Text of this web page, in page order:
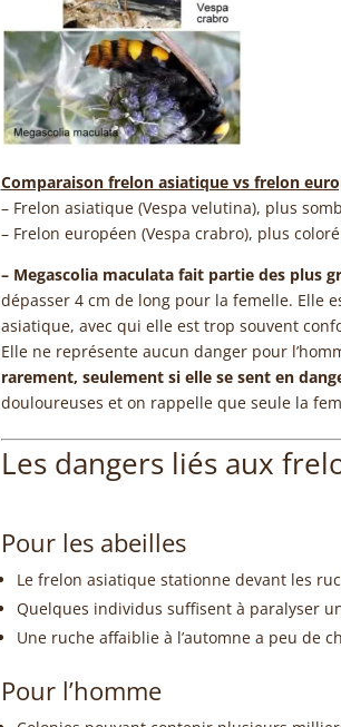
Comparaison frelon asiatique vs frelon
– Frelon asiatique (Vespa velutina), plus
– Frelon européen (Vespa crabro), plus
– Megascolia maculata fait partie des plus
dépasser 4 cm de long pour la femelle. Elle
asiatique, avec qui elle est trop souvent
Elle ne représente aucun danger pour
rarement, seulement si elle se sent en
douloureuses et on rappelle que seule la
Les dangers liés aux
Pour les abeilles
Le frelon asiatique stationne devant les
Quelques individus suffisent à paralyser
Une ruche affaiblie à l’automne a peu de
Pour l’homme